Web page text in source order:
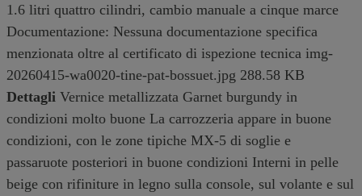
1.6 litri quattro cilindri, cambio manuale a cinque marce
Documentazione: Nessuna documentazione specifica
menzionata oltre al certificato di ispezione tecnica img-
20260415-wa0020-tine-pat-bossuet.jpg 288.58 KB
Dettagli Vernice metallizzata Garnet burgundy in
condizioni molto buone La carrozzeria appare in buone
condizioni, con le zone tipiche MX-5 di soglie e
passaruote posteriori in buone condizioni Interni in pelle
beige con rifiniture in legno sulla console, sul volante e sul